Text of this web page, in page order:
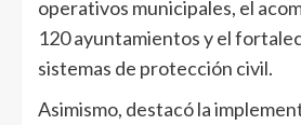
operativos municipales, el
120 ayuntamientos y el
sistemas de protección civil.
Asimismo, destacó la